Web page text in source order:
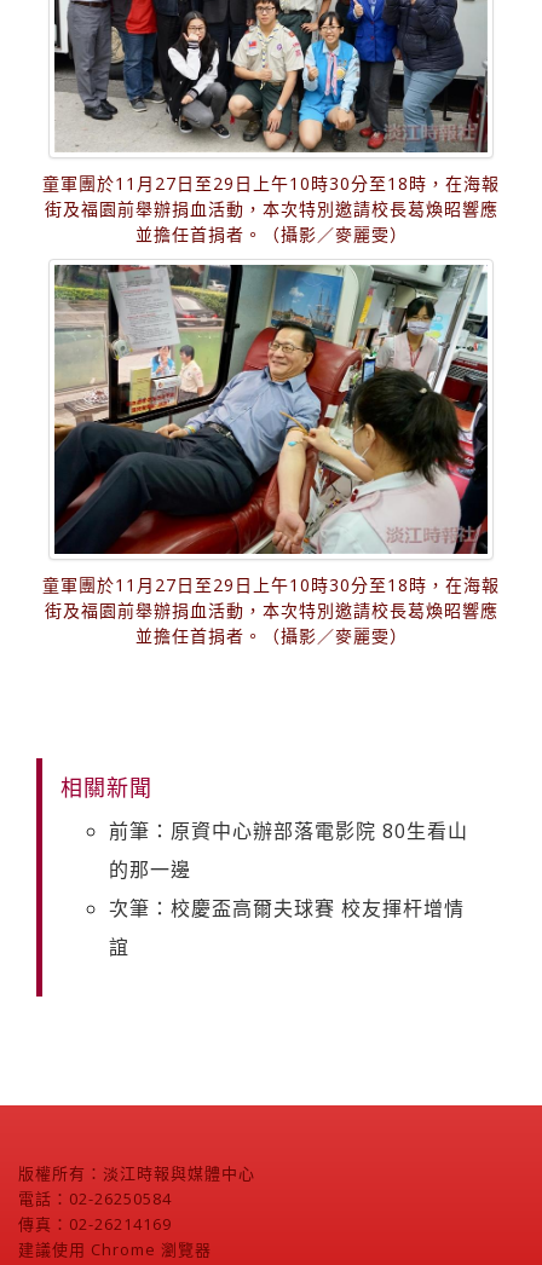
童軍團於11月27日至29日上午10時30分至18時，在海報
街及福園前舉辦捐血活動，本次特別邀請校長葛煥昭響應
並擔任首捐者。（攝影／麥麗雯）
童軍團於11月27日至29日上午10時30分至18時，在海報
街及福園前舉辦捐血活動，本次特別邀請校長葛煥昭響應
並擔任首捐者。（攝影／麥麗雯）
相關新聞
前筆：原資中心辦部落電影院 80生看山
的那一邊
次筆：校慶盃高爾夫球賽 校友揮杆增情
誼
版權所有：淡江時報與媒體中心
電話：02-26250584
傳真：02-26214169
建議使用 Chrome 瀏覽器